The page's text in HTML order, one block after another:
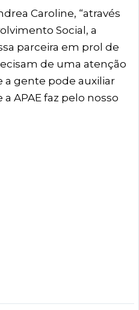
Caroline, “através
Social, a
parceira em prol de
de uma atenção
a gente pode auxiliar
APAE faz pelo nosso